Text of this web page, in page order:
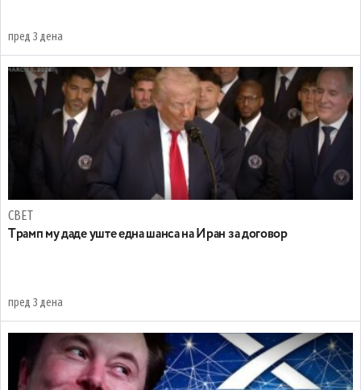
пред 3 дена
СВЕТ
Tрамп му даде уште една шанса на Иран за договор
пред 3 дена